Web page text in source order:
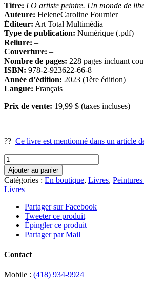
Titre: LO artiste peintre. Un monde de
Auteure: HeleneCaroline Fournier
Éditeur: Art Total Multimédia
Type de publication: Numérique (.pdf)
Reliure: –
Couverture: –
Nombre de pages: 228 pages incluant
ISBN: 978-2-923622-66-8
Année d’édition: 2023 (1ère édition)
Langue: Français
Prix de vente: 19,99 $ (taxes incluses)
?? Ce livre est mentionné dans un article
quantité
de
Livre
numérique
-
artiste
peintre.
monde
de
liberté
Ajouter au panier
Catégories : En boutique, Livres,
Livres
Partager sur Facebook
Tweeter ce produit
Épingler ce produit
Partager par Mail
Contact
Mobile : (418) 934-9924